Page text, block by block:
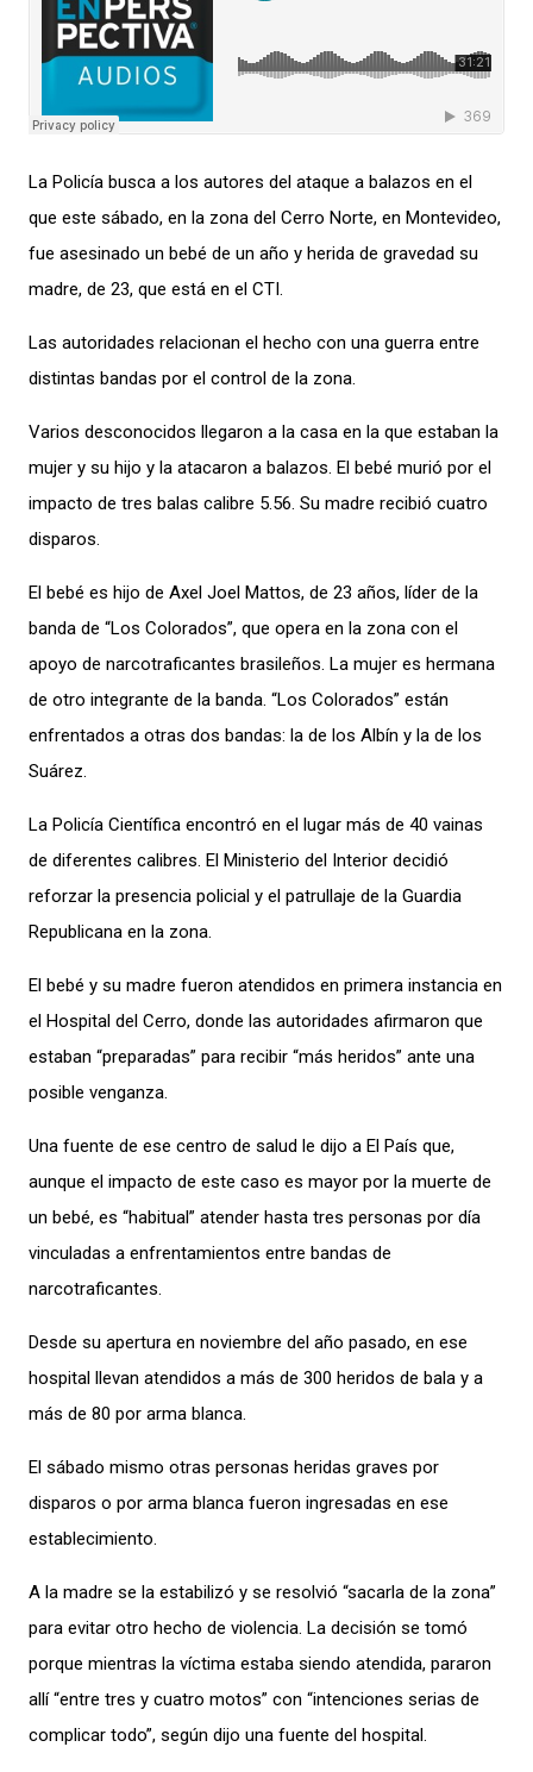
La Policía busca a los autores del ataque a balazos en el
que este sábado, en la zona del Cerro Norte, en Montevideo,
fue asesinado un bebé de un año y herida de gravedad su
madre, de 23, que está en el CTI.
Las autoridades relacionan el hecho con una guerra entre
distintas bandas por el control de la zona.
Varios desconocidos llegaron a la casa en la que estaban la
mujer y su hijo y la atacaron a balazos. El bebé murió por el
impacto de tres balas calibre 5.56. Su madre recibió cuatro
disparos.
El bebé es hijo de Axel Joel Mattos, de 23 años, líder de la
banda de “Los Colorados”, que opera en la zona con el
apoyo de narcotraficantes brasileños. La mujer es hermana
de otro integrante de la banda. “Los Colorados” están
enfrentados a otras dos bandas: la de los Albín y la de los
Suárez.
La Policía Científica encontró en el lugar más de 40 vainas
de diferentes calibres. El Ministerio del Interior decidió
reforzar la presencia policial y el patrullaje de la Guardia
Republicana en la zona.
El bebé y su madre fueron atendidos en primera instancia en
el Hospital del Cerro, donde las autoridades afirmaron que
estaban “preparadas” para recibir “más heridos” ante una
posible venganza.
Una fuente de ese centro de salud le dijo a El País que,
aunque el impacto de este caso es mayor por la muerte de
un bebé, es “habitual” atender hasta tres personas por día
vinculadas a enfrentamientos entre bandas de
narcotraficantes.
Desde su apertura en noviembre del año pasado, en ese
hospital llevan atendidos a más de 300 heridos de bala y a
más de 80 por arma blanca.
El sábado mismo otras personas heridas graves por
disparos o por arma blanca fueron ingresadas en ese
establecimiento.
A la madre se la estabilizó y se resolvió “sacarla de la zona”
para evitar otro hecho de violencia. La decisión se tomó
porque mientras la víctima estaba siendo atendida, pararon
allí “entre tres y cuatro motos” con “intenciones serias de
complicar todo”, según dijo una fuente del hospital.